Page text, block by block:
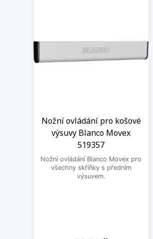
Nožní ovládání pro košové
výsuvy Blanco Movex
519357
Nožní ovládání Blanco Movex pro
všechny skříňky s předním
výsuvem.